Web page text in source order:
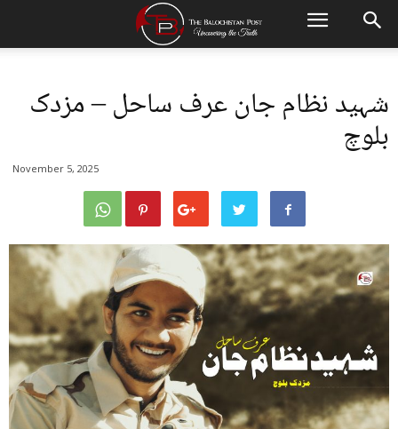
شہید نظام جان عرف ساحل – مزدک
بلوچ
November 5, 2025